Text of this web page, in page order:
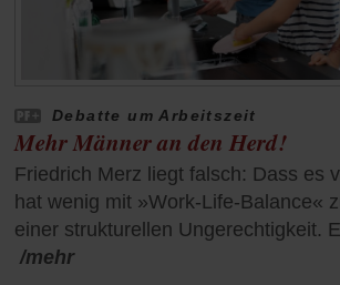
Debatte um Arbeitszeit
Mehr Männer an den Herd!
Friedrich Merz liegt falsch: Dass es
hat wenig mit »Work-Life-Balance«
einer strukturellen Ungerechtigkeit.
/mehr